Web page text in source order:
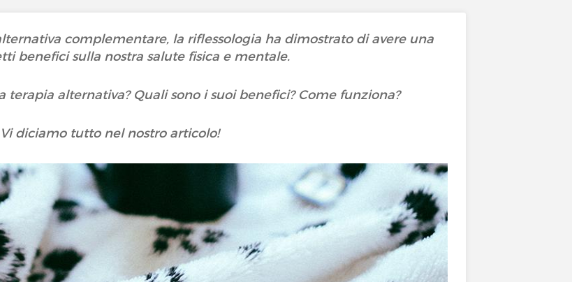
complementare, la riflessologia ha dimostrato di avere una
benefici sulla nostra salute fisica e mentale.
terapia alternativa? Quali sono i suoi benefici? Come funziona?
Vi diciamo tutto nel nostro articolo!